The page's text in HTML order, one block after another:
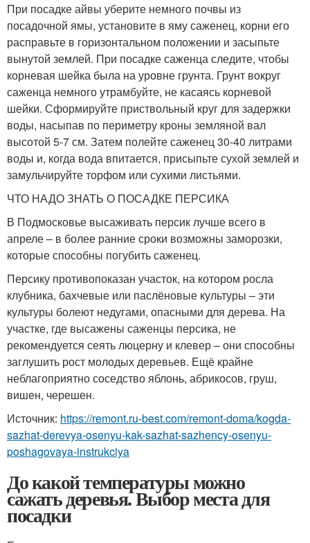
При посадке айвы уберите немного почвы из
посадочной ямы, установите в яму саженец, корни его
расправьте в горизонтальном положении и засыпьте
вынутой землей. При посадке саженца следите, чтобы
корневая шейка была на уровне грунта. Грунт вокруг
саженца немного утрамбуйте, не касаясь корневой
шейки. Сформируйте приствольный круг для задержки
воды, насыпав по периметру кроны земляной вал
высотой 5-7 см. Затем полейте саженец 30-40 литрами
воды и, когда вода впитается, присыпьте сухой землей и
замульчируйте торфом или сухими листьями.
ЧТО НАДО ЗНАТЬ О ПОСАДКЕ ПЕРСИКА
В Подмосковье высаживать персик лучше всего в
апреле – в более ранние сроки возможны заморозки,
которые способны погубить саженец.
Персику противопоказан участок, на котором росла
клубника, бахчевые или паслёновые культуры – эти
культуры болеют недугами, опасными для дерева. На
участке, где высажены саженцы персика, не
рекомендуется сеять люцерну и клевер – они способны
заглушить рост молодых деревьев. Ещё крайне
неблагоприятно соседство яблонь, абрикосов, груш,
вишен, черешен.
Источник: https://remont.ru-best.com/remont-doma/kogda-
sazhat-derevya-osenyu-kak-sazhat-sazhency-osenyu-
poshagovaya-instrukciya
До какой температуры можно
сажать деревья. Выбор места для
посадки